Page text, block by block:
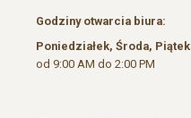
Godziny otwarcia biura:
Poniedziałek, Środa, Piątek
od 9:00 AM do 2:00 PM